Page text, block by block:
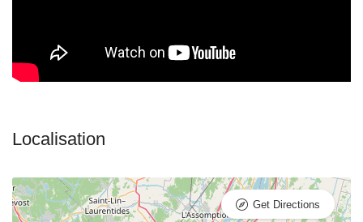
Get Directions